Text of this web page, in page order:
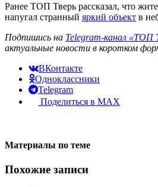
Ранее ТОП Тверь рассказал, что
напугал странный яркий объект в
Подпишись на Telegram-канал «ТОП
актуальные новости в коротком
ВКонтакте
Одноклассники
Telegram
Поделиться в MAX
Материалы по теме
Похожие записи